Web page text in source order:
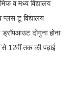
व मध्य विद्यालय
टू विद्यालय
दोगुना होना
से 12वीं तक की पढ़ाई